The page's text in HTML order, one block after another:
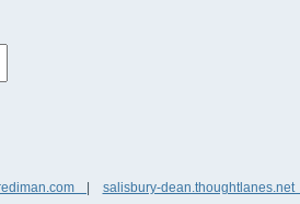
salisbury-dean.thoughtlanes.net